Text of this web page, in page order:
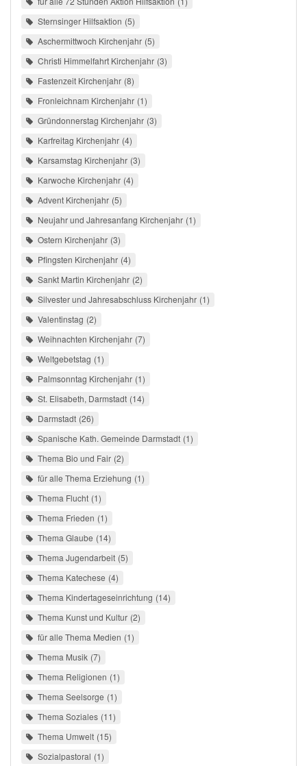
Sternsinger Hilfsaktion 5
Aschermittwoch Kirchenjahr 5
Christi Himmelfahrt Kirchenjahr 3
Fastenzeit Kirchenjahr 8
Fronleichnam Kirchenjahr 1
Gründonnerstag Kirchenjahr 3
Karfreitag Kirchenjahr 4
Karsamstag Kirchenjahr 3
Karwoche Kirchenjahr 4
Advent Kirchenjahr 5
Neujahr und Jahresanfang Kirchenjahr 1
Ostern Kirchenjahr 3
Pfingsten Kirchenjahr 4
Sankt Martin Kirchenjahr 2
Silvester und Jahresabschluss Kirchenjahr 1
Valentinstag 2
Weihnachten Kirchenjahr 7
Weltgebetstag 1
Palmsonntag Kirchenjahr 1
St. Elisabeth, Darmstadt 14
Darmstadt 26
Spanische Kath. Gemeinde Darmstadt 1
Thema Bio und Fair 2
für alle Thema Erziehung 1
Thema Flucht 1
Thema Frieden 1
Thema Glaube 14
Thema Jugendarbeit 5
Thema Katechese 4
Thema Kindertageseinrichtung 14
Thema Kunst und Kultur 2
für alle Thema Medien 1
Thema Musik 7
Thema Religionen 1
Thema Seelsorge 1
Thema Soziales 11
Thema Umwelt 15
Sozialpastoral 1